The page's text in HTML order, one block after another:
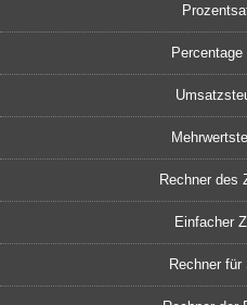
Rechner des
Einfacher
Rechner für